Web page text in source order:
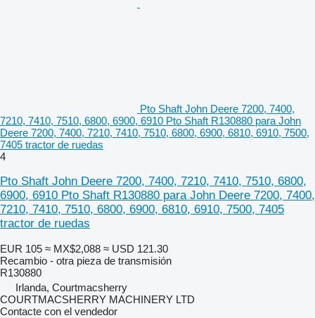
Pto Shaft John Deere 7200, 7400,
7210, 7410, 7510, 6800, 6900, 6910 Pto Shaft R130880 para John
Deere 7200, 7400, 7210, 7410, 7510, 6800, 6900, 6810, 6910, 7500,
7405 tractor de ruedas
4
Pto Shaft John Deere 7200, 7400, 7210, 7410, 7510, 6800,
6900, 6910 Pto Shaft R130880 para John Deere 7200, 7400,
7210, 7410, 7510, 6800, 6900, 6810, 6910, 7500, 7405
tractor de ruedas
EUR 105 ≈ MX$2,088 ≈ USD 121.30
Recambio - otra pieza de transmisión
R130880
Irlanda, Courtmacsherry
COURTMACSHERRY MACHINERY LTD
Contacte con el vendedor